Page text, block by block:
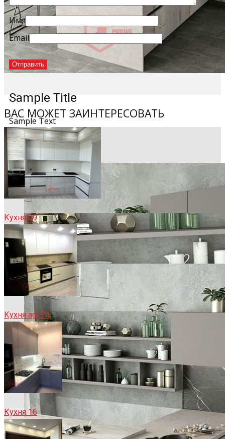
Sample Title
Sample Text
Имя
Email
ВАС МОЖЕТ ЗАИНТЕРЕСОВАТЬ
Кухня 09
Кухня agt 21
Кухня 16